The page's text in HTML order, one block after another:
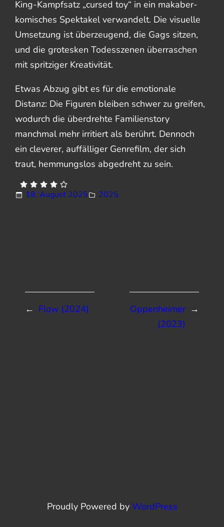
King-Kampfsatz „cursed toy“ in ein makaber-
komisches Spektakel verwandelt. Die visuelle
Umsetzung ist überzeugend, die Gags sitzen,
und die grotesken Todesszenen überraschen
mit spritziger Kreativität.
Etwas Abzug gibt es für die emotionale
Distanz: Die Figuren bleiben schwer zu greifen,
wodurch die überdrehte Familienstory
manchmal mehr irritiert als berührt. Dennoch
ein cleverer, auffälliger Genrefilm, der sich
traut, hemmungslos abgedreht zu sein.
18. August 2025 2025
← Flow (2024) →
Oppenheimer
(2023)
Proudly Powered by WordPress